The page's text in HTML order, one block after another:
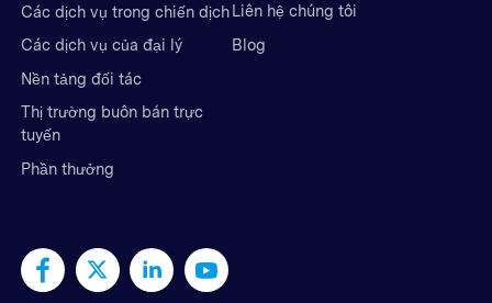
Các dịch vụ trong chiến dịch
Các dịch vụ của đại lý
Nền tảng đối tác
Thị trường buôn bán trực
tuyến
Phần thưởng
Liên hệ chúng tôi
Blog